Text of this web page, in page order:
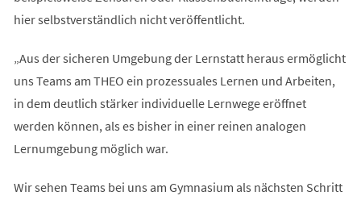
hier selbstverständlich nicht veröffentlicht.
„Aus der sicheren Umgebung der Lernstatt heraus ermöglicht
uns Teams am THEO ein prozessuales Lernen und Arbeiten,
in dem deutlich stärker individuelle Lernwege eröffnet
werden können, als es bisher in einer reinen analogen
Lernumgebung möglich war.
Wir sehen Teams bei uns am Gymnasium als nächsten Schritt